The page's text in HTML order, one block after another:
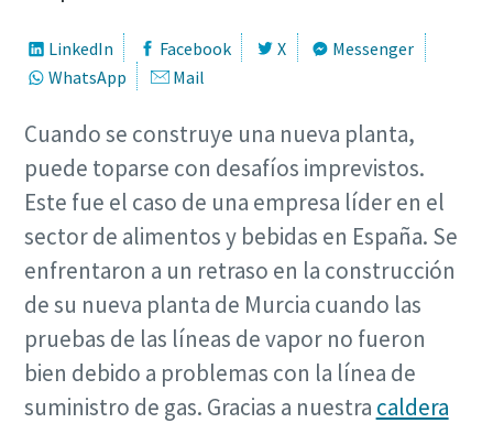
LinkedIn Facebook X
Messenger
WhatsApp
Mail
Cuando se construye una nueva planta,
puede toparse con desafíos imprevistos.
Este fue el caso de una empresa líder en el
sector de alimentos y bebidas en España. Se
enfrentaron a un retraso en la construcción
de su nueva planta de Murcia cuando las
pruebas de las líneas de vapor no fueron
bien debido a problemas con la línea de
suministro de gas. Gracias a nuestra caldera